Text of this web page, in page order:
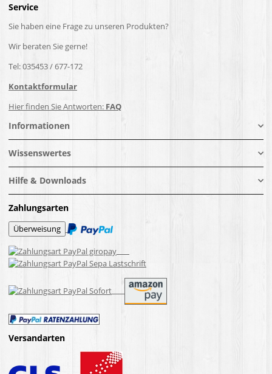
Service
Sie haben eine Frage zu unseren Produkten?
Wir beraten Sie gerne!
Tel: 035453 / 677-172
Kontaktformular
Hier finden Sie Antworten: FAQ
Informationen
Wissenswertes
Hilfe & Downloads
Zahlungsarten
Versandarten